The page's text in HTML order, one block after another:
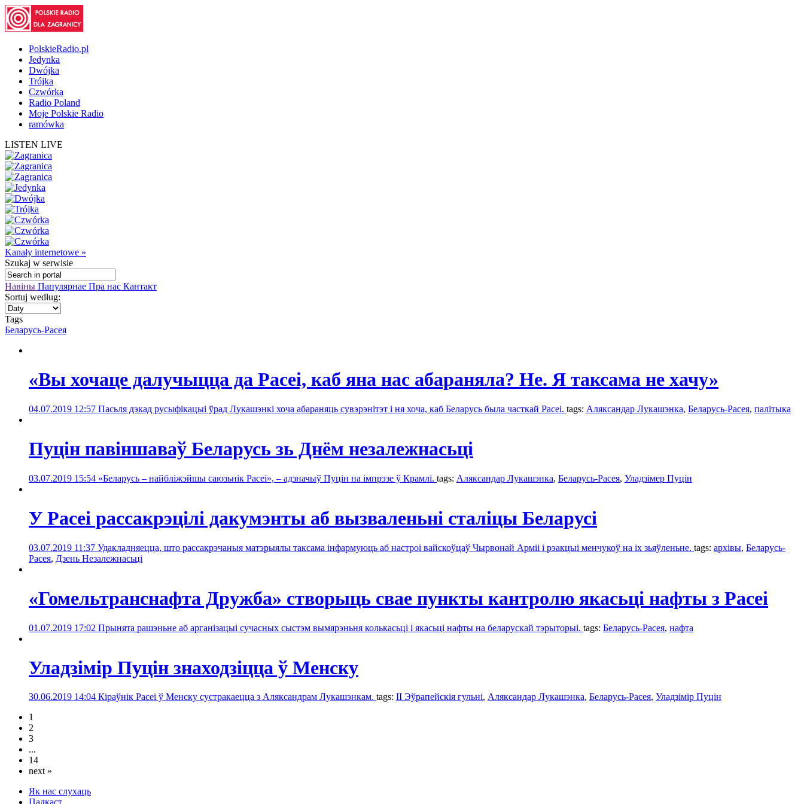
PolskieRadio.pl
Jedynka
Dwójka
Trójka
Czwórka
Radio Poland
Moje Polskie Radio
ramówka
LISTEN LIVE
Kanały internetowe »
Szukaj w serwisie
Навіны Папулярнае Пра нас Кантакт
Sortuj według:
Tags
Беларусь-Расея
«Вы хочаце далучыцца да Расеі, каб яна нас абараняла? Не. Я таксама не хачу»
04.07.2019 12:57 Пасьля дэкад русыфікацыі ўрад Лукашэнкі хоча абараняць сувэрэнітэт і ня хоча, каб Беларусь была часткай Расеі. tags: Аляксандар Лукашэнка, Беларусь-Расея, палітыка
Пуцін павіншаваў Беларусь зь Днём незалежнасьці
03.07.2019 15:54 «Беларусь – найбліжэйшы саюзьнік Расеі», – адзначыў Пуцін на імпрэзе ў Крамлі. tags: Аляксандар Лукашэнка, Беларусь-Расея, Уладзімер Пуцін
У Расеі рассакрэцілі дакумэнты аб вызваленьні сталіцы Беларусі
03.07.2019 11:37 Удакладняецца, што рассакрэчаныя матэрыялы таксама інфармуюць аб настроі вайскоўцаў Чырвонай Арміі і рэакцыі менчукоў на іх зьяўленьне. tags: архівы, Беларусь-
Расея, Дзень Незалежнасьці
«Гомельтранснафта Дружба» створыць свае пункты кантролю якасьці нафты з Расеі
01.07.2019 17:02 Прынята рашэньне аб арганізацыі сучасных сыстэм вымярэньня колькасьці і якасьці нафты на беларускай тэрыторыі. tags: Беларусь-Расея, нафта
Уладзімір Пуцін знаходзіцца ў Менску
30.06.2019 14:04 Кіраўнік Расеі ў Менску сустракаецца з Аляксандрам Лукашэнкам. tags: II Эўрапейскія гульні, Аляксандaр Лукашэнка, Беларусь-Расея, Уладзімір Пуцін
1
2
3
...
14
next »
Як нас слухаць